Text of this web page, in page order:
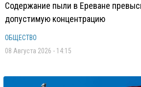
Содержание пыли в Ереване
допустимую концентрацию
ОБЩЕСТВО
08 Августа 2026 - 14:15